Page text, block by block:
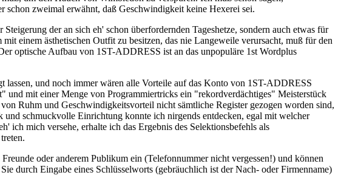
zweimal erwähnt, daß Geschwindigkeit keine Hexerei sei.
der an sich eh' schon überfordernden Tageshetze, sondern auch etwas für
einem ästhetischen Outfit zu besitzen, das nie Langeweile verursacht, muß für den
optische Aufbau von 1ST-ADDRESS ist an das unpopuläre 1st Wordplus
und noch immer wären alle Vorteile auf das Konto von 1ST-ADDRESS
und mit einer Menge von Programmiertricks ein "rekordverdächtiges" Meisterstück
Ruhm und Geschwindigkeitsvorteil nicht sämtliche Register gezogen worden sind,
schmuckvolle Einrichtung konnte ich nirgends entdecken, egal mit welcher
mich versehe, erhalte ich das Ergebnis des Selektionsbefehls als
oder anderem Publikum ein (Telefonnummer nicht vergessen!) und können
durch Eingabe eines Schlüsselworts (gebräuchlich ist der Nach- oder Firmenname)